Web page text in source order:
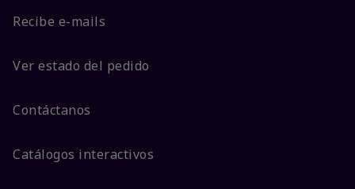
Recibe e-mails
Ver estado del pedido
Contáctanos
Catálogos interactivos